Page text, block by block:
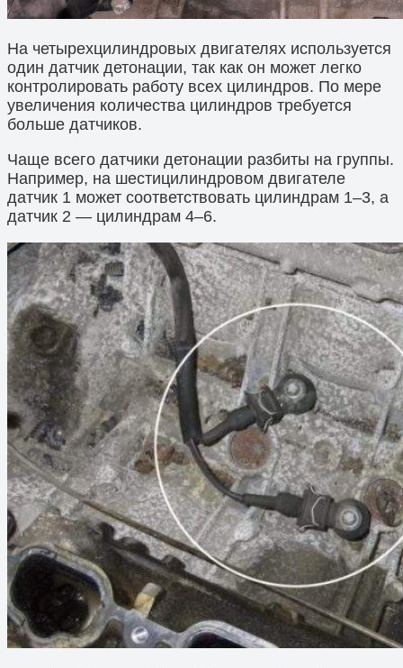
На четырехцилиндровых двигателях используется
один датчик детонации, так как он может легко
контролировать работу всех цилиндров. По мере
увеличения количества цилиндров требуется
больше датчиков.
Чаще всего датчики детонации разбиты на группы.
Например, на шестицилиндровом двигателе
датчик 1 может соответствовать цилиндрам 1–3, а
датчик 2 — цилиндрам 4–6.